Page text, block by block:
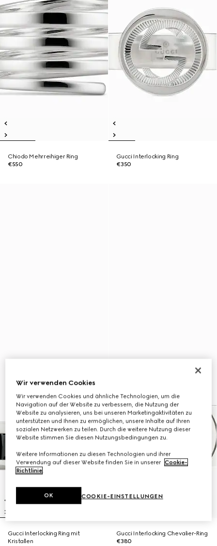
Chiodo Mehrreihiger Ring
€550
Gucci Interlocking Ring
€350
Gucci Interlocking Ring mit
Kristallen
Gucci Interlocking Chevalier-Ring
€380
Wir verwenden Cookies
Wir verwenden Cookies und ähnliche Technologien, um die
Navigation auf der Website zu verbessern, die Nutzung der
Website zu analysieren, uns bei unseren Marketingaktivitäten zu
unterstützen und Ihnen zu ermöglichen, unsere Inhalte auf Ihren
sozialen Netzwerken zu teilen. Durch die weitere Nutzung dieser
Website stimmen Sie diesen Nutzungsbedingungen zu.
Weitere Informationen zu diesen Technologien und ihrer
Verwendung auf dieser Website finden Sie in unserer Cookie-
Richtlinie.
COOKIE-EINSTELLUNGEN
OK